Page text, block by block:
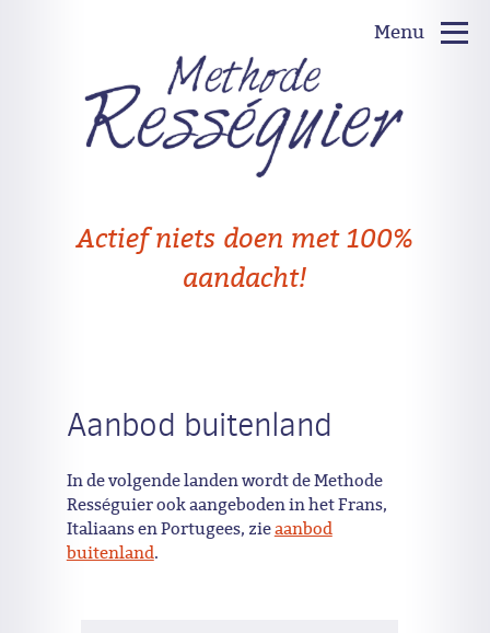
Menu
Actief niets doen met 100%
aandacht!
Aanbod buitenland
In de volgende landen wordt de Methode
Rességuier ook aangeboden in het Frans,
Italiaans en Portugees, zieaanbod
buitenland.